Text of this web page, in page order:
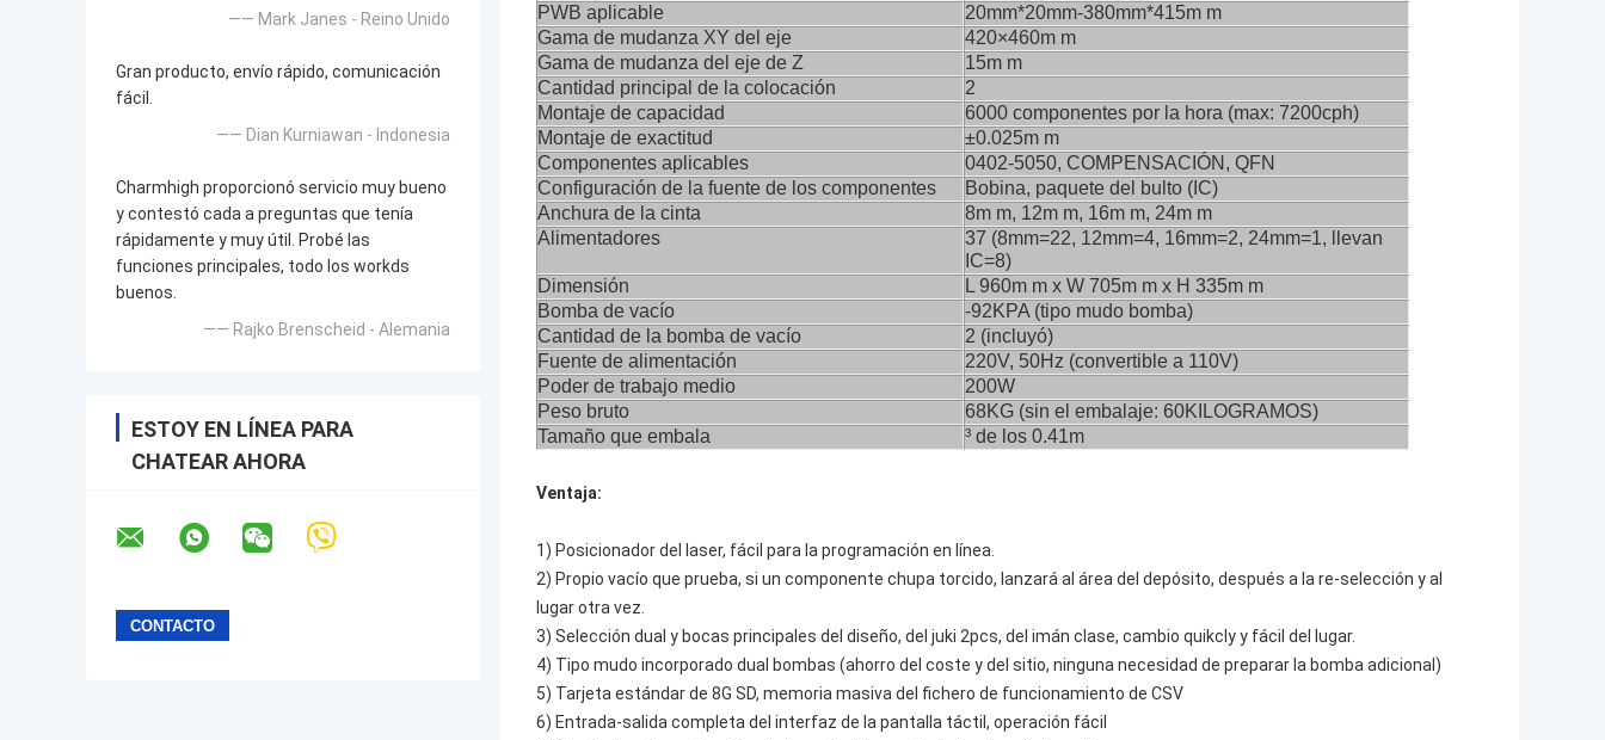
—— Mark Janes - Reino Unido
Gran producto, envío rápido, comunicación
fácil.
—— Dian Kurniawan - Indonesia
Charmhigh proporcionó servicio muy bueno
y contestó cada a preguntas que tenía
rápidamente y muy útil. Probé las
funciones principales, todo los workds
buenos.
—— Rajko Brenscheid - Alemania
ESTOY EN LÍNEA PARA
CHATEAR AHORA
PWB aplicable
20mm*20mm-380mm*415m m
Gama de mudanza XY del eje
420×460m m
Gama de mudanza del eje de Z
15m m
Cantidad principal de la colocación
2
Montaje de capacidad
6000 componentes por la hora (max: 7200cph)
Montaje de exactitud
±0.025m m
Componentes aplicables
0402-5050, COMPENSACIÓN, QFN
Configuración de la fuente de los componentes
Bobina, paquete del bulto (IC)
Anchura de la cinta
8m m, 12m m, 16m m, 24m m
Alimentadores
37 (8mm=22, 12mm=4, 16mm=2, 24mm=1, llevan
IC=8)
Dimensión
L 960m m x W 705m m x H 335m m
Bomba de vacío
-92KPA (tipo mudo bomba)
Cantidad de la bomba de vacío
2 (incluyó)
Fuente de alimentación
220V, 50Hz (convertible a 110V)
Poder de trabajo medio
200W
Peso bruto
68KG (sin el embalaje: 60KILOGRAMOS)
Tamaño que embala
³ de los 0.41m
Ventaja:
1) Posicionador del laser, fácil para la programación en línea.
2) Propio vacío que prueba, si un componente chupa torcido, lanzará al área del depósito, después a la re-selección y al
lugar otra vez.
3) Selección dual y bocas principales del diseño, del juki 2pcs, del imán clase, cambio quikcly y fácil del lugar.
4) Tipo mudo incorporado dual bombas (ahorro del coste y del sitio, ninguna necesidad de preparar la bomba adicional)
5) Tarjeta estándar de 8G SD, memoria masiva del fichero de funcionamiento de CSV
6) Entrada-salida completa del interfaz de la pantalla táctil, operación fácil